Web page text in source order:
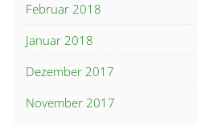
Februar 2018
Januar 2018
Dezember 2017
November 2017